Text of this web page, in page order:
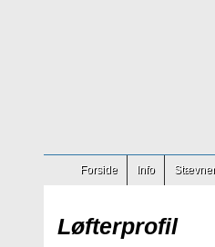
Forside Info Stævner
Løfterprofil